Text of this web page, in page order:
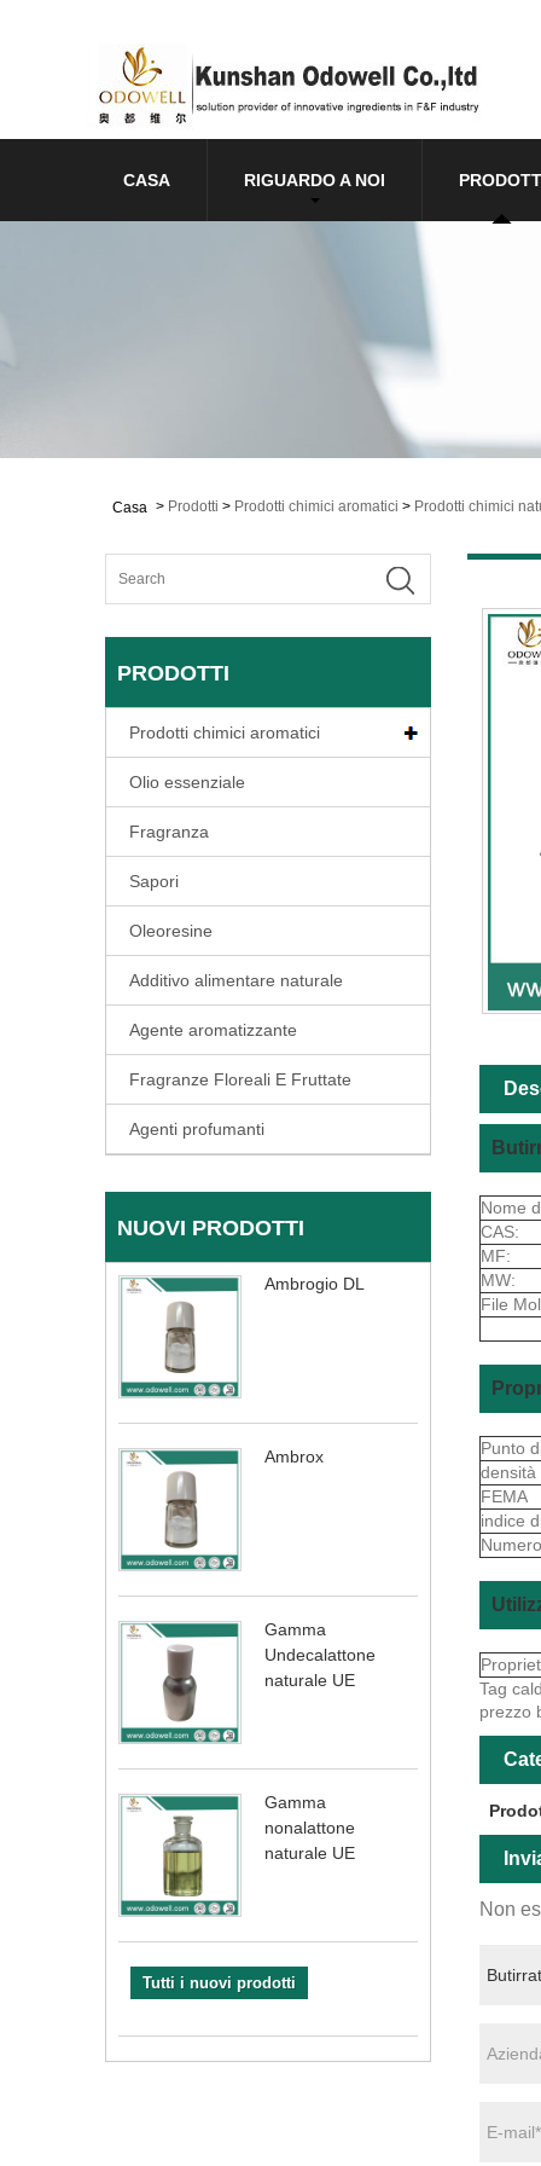
CASA RIGUARDO A NOI
Casa > Prodotti > Prodotti chimici aromatici > Prodotti chimici
PRODOTTI
Prodotti chimici aromatici
Olio essenziale
Fragranza
Sapori
Oleoresine
Additivo alimentare naturale
Agente aromatizzante
Fragranze Floreali E Fruttate
Agenti profumanti
NUOVI PRODOTTI
Ambrogio DL
Ambrox
Gamma
Undecalattone
naturale UE
Gamma
nonalattone
naturale UE
Tutti i nuovi prodotti
Nome
CAS:
MF:
MW:
File
Punto
densità
FEMA
indice
Tag
prezzo
Non